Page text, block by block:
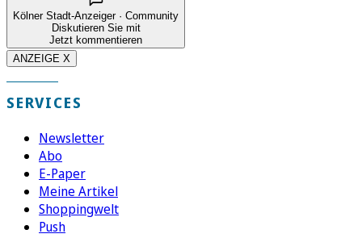
Kölner Stadt-Anzeiger · Community
Diskutieren Sie mit
Jetzt kommentieren
ANZEIGE X
SERVICES
Newsletter
Abo
E-Paper
Meine Artikel
Shoppingwelt
Push